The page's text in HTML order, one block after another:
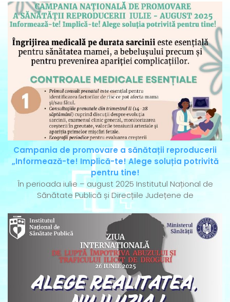
Campania de promovare a sănătații reproducerii
„Informează-te! Implică-te! Alege soluția potrivită
pentru tine!
În perioada iulie – august 2025 Institutul Național de
Sănătate Publică și Direcțiile Județene de